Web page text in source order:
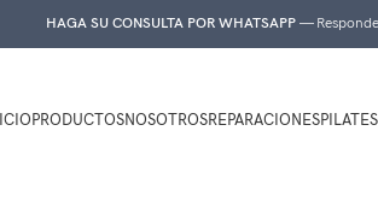
HAGA SU CONSULTA POR WHATSAPP—
PRODUCTOSNOSOTROSREPARACIONESPILATES